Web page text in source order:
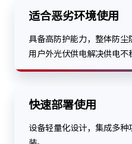
适合恶劣环境使用
具备高防护能力，整体防
用户外光伏供电解决供电不
快速部署使用
设备轻量化设计，集成多